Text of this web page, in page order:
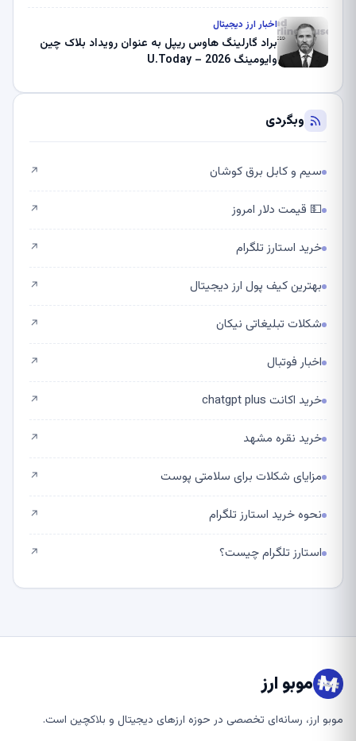
اخبار ارز دیجیتال
براد گارلینگ هاوس ریپل به عنوان رویداد بلاک چین
وایومینگ 2026 – U.Today
وبگردی
سیم و کابل برق کوشان ↗
💵 قیمت دلار امروز ↗
خرید استارز تلگرام ↗
بهترین کیف پول ارز دیجیتال ↗
شکلات تبلیغاتی نیکان ↗
اخبار فوتبال ↗
خرید اکانت chatgpt plus ↗
خرید نقره مشهد ↗
مزایای شکلات برای سلامتی پوست ↗
نحوه خرید استارز تلگرام ↗
استارز تلگرام چیست؟ ↗
موبو ارز
موبو ارز، رسانه‌ای تخصصی در حوزه ارزهای دیجیتال و بلاکچین است.